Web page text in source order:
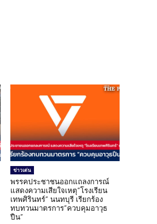
ข่าวเด่น
พรรคประชาชนออกแถลงการณ์
แสดงความเสียใจเหตุ”โรงเรียน
เทพศิรินทร์” นนทบุรี เรียกร้อง
ทบทวนมาตรการ”ควบคุมอาวุธ
ปืน”